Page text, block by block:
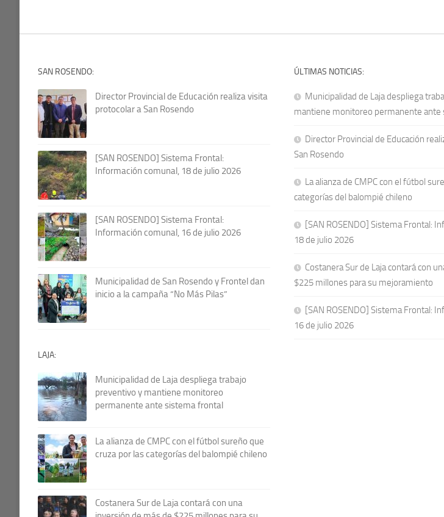
SAN ROSENDO:
Director Provincial de Educación realiza visita
protocolar a San Rosendo
[SAN ROSENDO] Sistema Frontal:
Información comunal, 18 de julio 2026
[SAN ROSENDO] Sistema Frontal:
Información comunal, 16 de julio 2026
Municipalidad de San Rosendo y Frontel dan
inicio a la campaña “No Más Pilas”
LAJA:
Municipalidad de Laja despliega trabajo
preventivo y mantiene monitoreo
permanente ante sistema frontal
La alianza de CMPC con el fútbol sureño que
cruza por las categorías del balompié chileno
Costanera Sur de Laja contará con una
ÚLTIMAS NOTICIAS:
Municipalidad de Laja despliega
mantiene monitoreo permanente ante
Director Provincial de Educación
San Rosendo
La alianza de CMPC con el fútbol
categorías del balompié chileno
[SAN ROSENDO] Sistema Frontal:
18 de julio 2026
Costanera Sur de Laja contará con
$225 millones para su mejoramiento
[SAN ROSENDO] Sistema Frontal:
16 de julio 2026